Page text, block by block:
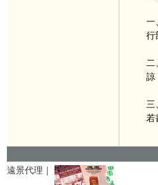
一
行
二
諒
三
若
遠景代理｜